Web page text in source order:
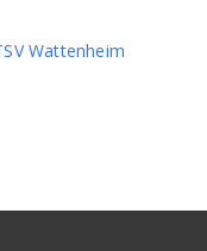
Wattenheim